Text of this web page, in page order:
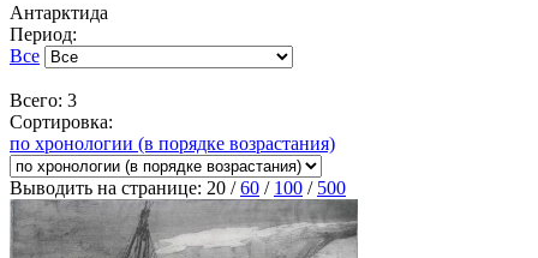
Антарктида
Период:
Все
Всего: 3
Сортировка:
по хронологии (в порядке возрастания)
Выводить на странице: 20 /60 / 100 / 500